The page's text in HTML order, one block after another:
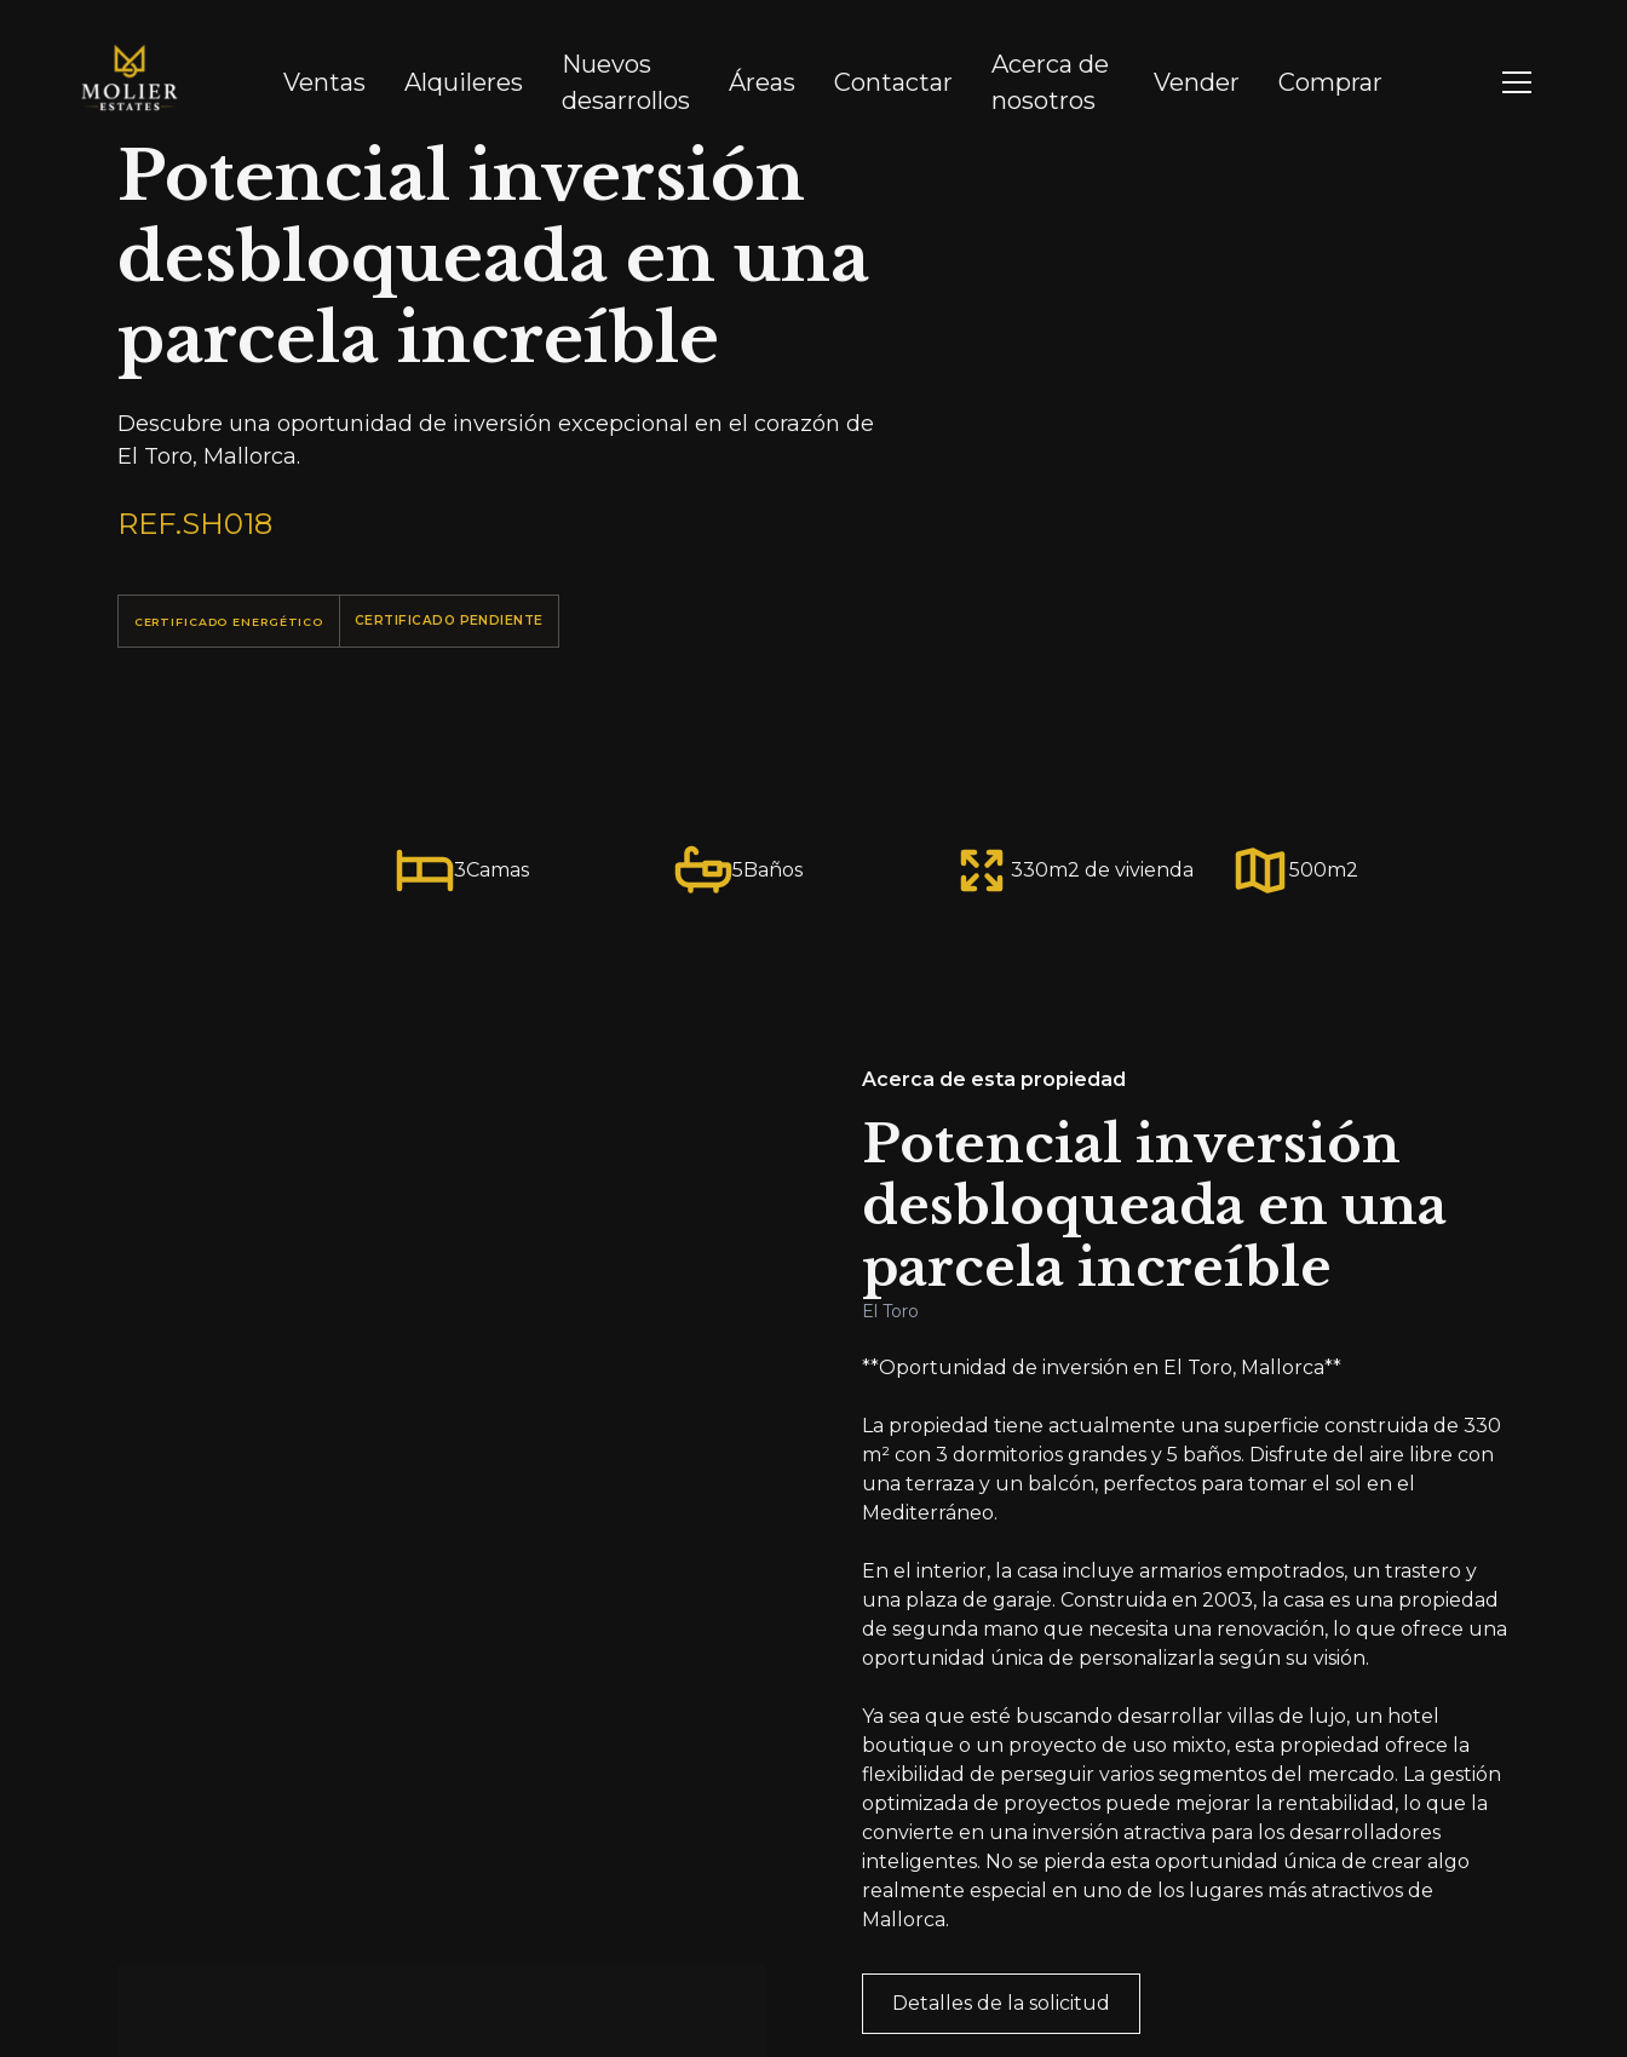
Ventas Alquileres
Nuevos
desarrollos
Áreas Contactar
Acerca de
nosotros
Vender Comprar
Potencial inversión
desbloqueada en una
parcela increíble
Descubre una oportunidad de inversión excepcional en el corazón de
El Toro, Mallorca.
REF.SH018
CERTIFICADO ENERGÉTICO CERTIFICADO PENDIENTE
3Camas 5Baños 330m2 de vivienda 500m2
Acerca de esta propiedad
Potencial inversión
desbloqueada en una
parcela increíble
El Toro
**Oportunidad de inversión en El Toro, Mallorca**
La propiedad tiene actualmente una superficie construida de 330
m² con 3 dormitorios grandes y 5 baños. Disfrute del aire libre con
una terraza y un balcón, perfectos para tomar el sol en el
Mediterráneo.
En el interior, la casa incluye armarios empotrados, un trastero y
una plaza de garaje. Construida en 2003, la casa es una propiedad
de segunda mano que necesita una renovación, lo que ofrece una
oportunidad única de personalizarla según su visión.
Ya sea que esté buscando desarrollar villas de lujo, un hotel
boutique o un proyecto de uso mixto, esta propiedad ofrece la
flexibilidad de perseguir varios segmentos del mercado. La gestión
optimizada de proyectos puede mejorar la rentabilidad, lo que la
convierte en una inversión atractiva para los desarrolladores
inteligentes. No se pierda esta oportunidad única de crear algo
realmente especial en uno de los lugares más atractivos de
Mallorca.
Detalles de la solicitud